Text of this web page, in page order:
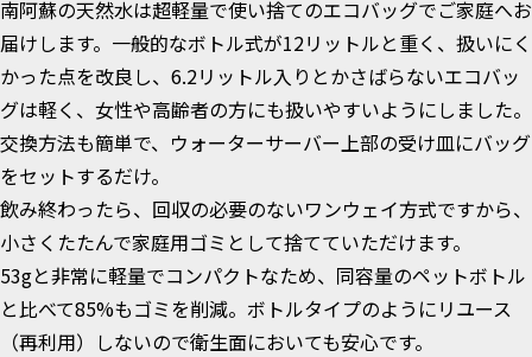
南阿蘇の天然水は超軽量で使い捨てのエコバッグでご家庭へお
届けします。一般的なボトル式が12リットルと重く、扱いにく
かった点を改良し、6.2リットル入りとかさばらないエコバッ
グは軽く、女性や高齢者の方にも扱いやすいようにしました。
交換方法も簡単で、ウォーターサーバー上部の受け皿にバッグ
をセットするだけ。
飲み終わったら、回収の必要のないワンウェイ方式ですから、
小さくたたんで家庭用ゴミとして捨てていただけます。
53gと非常に軽量でコンパクトなため、同容量のペットボトル
と比べて85%もゴミを削減。ボトルタイプのようにリユース
（再利用）しないので衛生面においても安心です。